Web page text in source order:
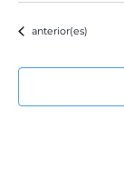
Eventos
anterior(es)